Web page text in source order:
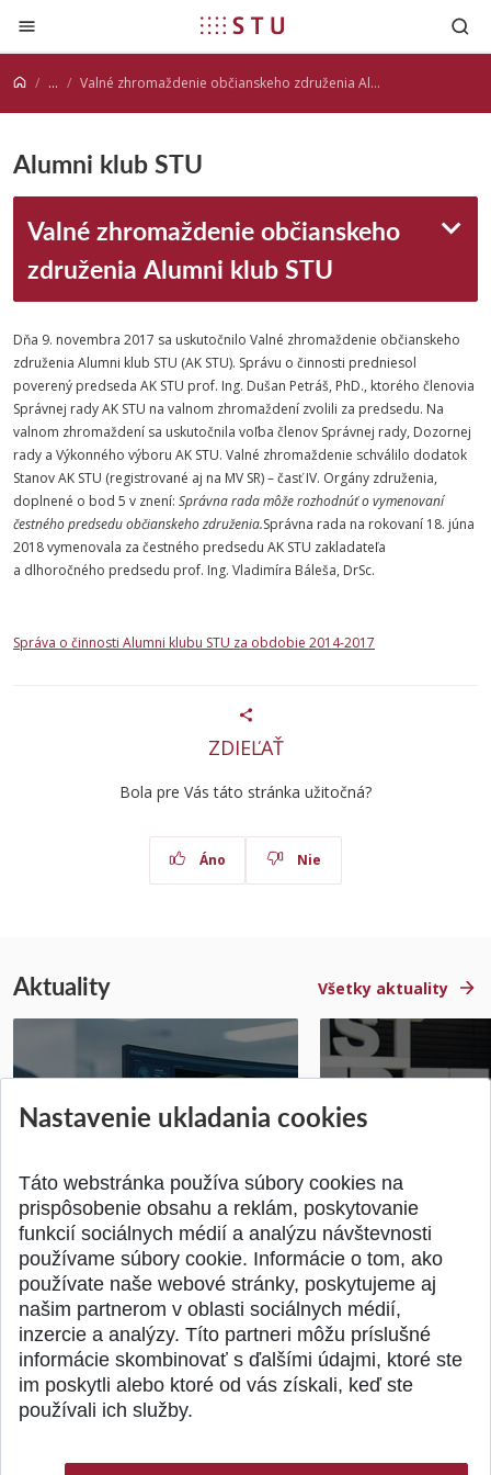
Prejsť na obsah
... Valné zhromaždenie občianskeho združenia Alumni klub STU
Alumni klub STU
Valné zhromaždenie občianskeho
združenia Alumni klub STU
Dňa 9. novembra 2017 sa uskutočnilo Valné zhromaždenie občianskeho
združenia Alumni klub STU (AK STU). Správu o činnosti predniesol
poverený predseda AK STU prof. Ing. Dušan Petráš, PhD., ktorého členovia
Správnej rady AK STU na valnom zhromaždení zvolili za predsedu. Na
valnom zhromaždení sa uskutočnila voľba členov Správnej rady, Dozornej
rady a Výkonného výboru AK STU. Valné zhromaždenie schválilo dodatok
Stanov AK STU (registrované aj na MV SR) – časť IV. Orgány združenia,
doplnené o bod 5 v znení: Správna rada môže rozhodnúť o vymenovaní
čestného predsedu občianskeho združenia.Správna rada na rokovaní 18. júna
2018 vymenovala za čestného predsedu AK STU zakladateľa
a dlhoročného predsedu prof. Ing. Vladimíra Báleša, DrSc.
Správa o činnosti Alumni klubu STU za obdobie 2014-2017
ZDIEĽAŤ
Bola pre Vás táto stránka užitočná?
Áno Nie
Aktuality Všetky aktuality
Europe na posilnenie
Študentský tím z
jediný zastupoval
SPÄŤ NA VRCH
Nastavenie ukladania cookies
Táto webstránka používa súbory cookies na
prispôsobenie obsahu a reklám, poskytovanie
funkcií sociálnych médií a analýzu návštevnosti
používame súbory cookie. Informácie o tom, ako
používate naše webové stránky, poskytujeme aj
našim partnerom v oblasti sociálnych médií,
inzercie a analýzy. Títo partneri môžu príslušné
informácie skombinovať s ďalšími údajmi, ktoré ste
im poskytli alebo ktoré od vás získali, keď ste
používali ich služby.